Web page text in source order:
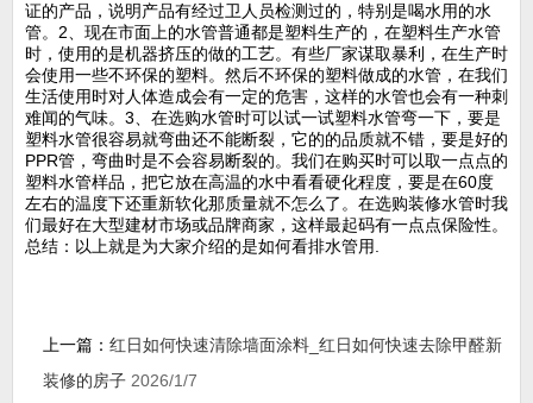
证的产品，说明产品有经过卫人员检测过的，特别是喝水用的水
管。2、现在市面上的水管普通都是塑料生产的，在塑料生产水管
时，使用的是机器挤压的做的工艺。有些厂家谋取暴利，在生产时
会使用一些不环保的塑料。然后不环保的塑料做成的水管，在我们
生活使用时对人体造成会有一定的危害，这样的水管也会有一种刺
难闻的气味。3、在选购水管时可以试一试塑料水管弯一下，要是
塑料水管很容易就弯曲还不能断裂，它的的品质就不错，要是好的
PPR管，弯曲时是不会容易断裂的。我们在购买时可以取一点点的
塑料水管样品，把它放在高温的水中看看硬化程度，要是在60度
左右的温度下还重新软化那质量就不怎么了。在选购装修水管时我
们最好在大型建材市场或品牌商家，这样最起码有一点点保险性。
总结：以上就是为大家介绍的是如何看排水管用.
上一篇： 红日如何快速清除墙面涂料_红日如何快速去除甲醛新
装修的房子 2026/1/7